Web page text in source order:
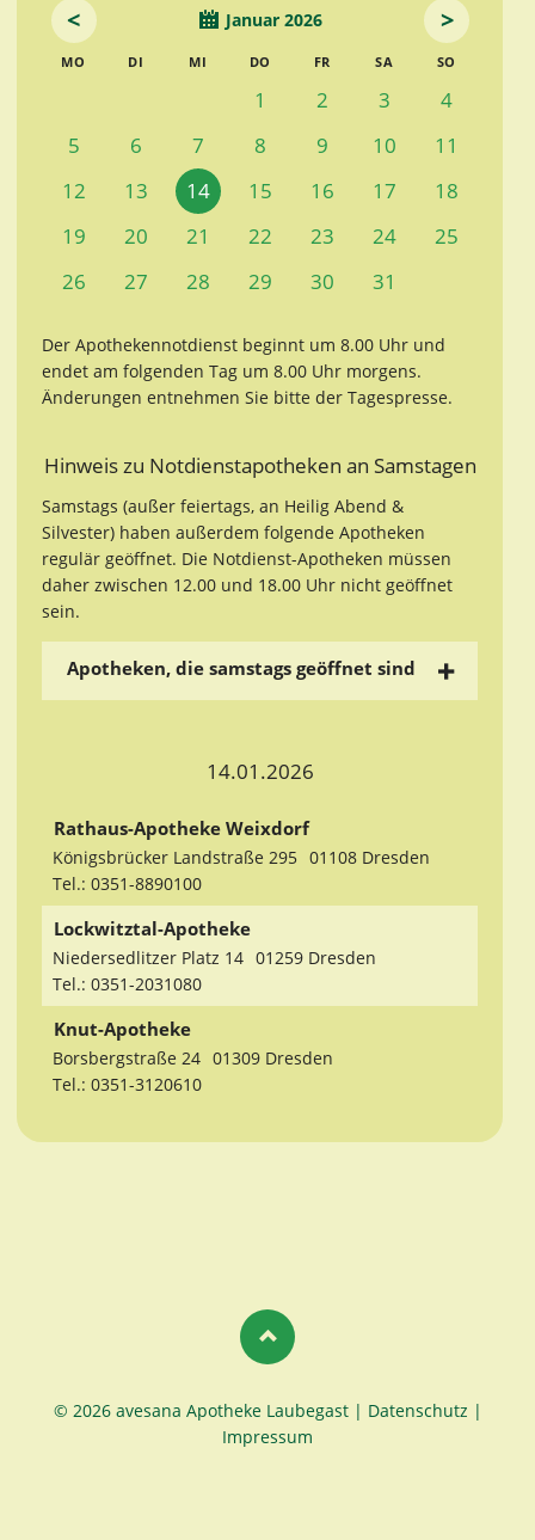
< Januar 2026 >
MO DI MI DO FR SA SO
1 2 3
4
5
6 7 8 9 10
11
12
13 14 15 16 17
18
19
20 21 22 23 24
25
26
27 28 29 30 31
Der Apothekennotdienst beginnt um 8.00 Uhr und
endet am folgenden Tag um 8.00 Uhr morgens.
Änderungen entnehmen Sie bitte der Tagespresse.
Hinweis zu Notdienstapotheken an Samstagen
Samstags (außer feiertags, an Heilig Abend &
Silvester) haben außerdem folgende Apotheken
regulär geöffnet. Die Notdienst-Apotheken müssen
daher zwischen 12.00 und 18.00 Uhr nicht geöffnet
sein.
Apotheken, die samstags geöffnet sind
14.01.2026
Rathaus-Apotheke Weixdorf
Königsbrücker Landstraße 295 01108 Dresden
Tel.: 0351-8890100
Lockwitztal-Apotheke
Niedersedlitzer Platz 14 01259 Dresden
Tel.: 0351-2031080
Knut-Apotheke
Borsbergstraße 24 01309 Dresden
Tel.: 0351-3120610
© 2026 avesana Apotheke Laubegast | Datenschutz |
Impressum